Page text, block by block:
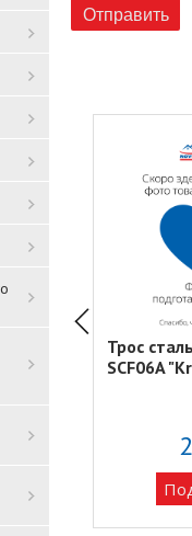
Трос
SCF06A